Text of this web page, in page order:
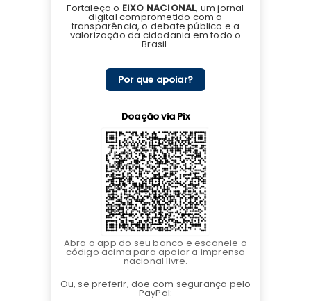
Fortaleça o EIXO NACIONAL, um jornal
digital comprometido com a
transparência, o debate público e a
valorização da cidadania em todo o
Brasil.
Por que apoiar?
Doação via Pix
Abra o app do seu banco e escaneie o
código acima para apoiar a imprensa
nacional livre.
Ou, se preferir, doe com segurança pelo
PayPal: